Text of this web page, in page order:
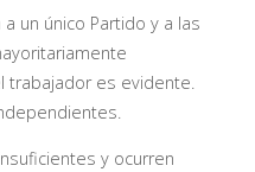
un único Partido y a las
trabajador es evidente.
y ocurren